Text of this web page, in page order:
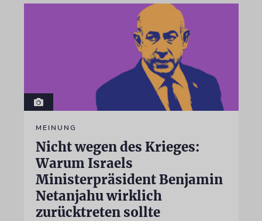
MEINUNG
Nicht wegen des Krieges:
Warum Israels
Ministerpräsident Benjamin
Netanjahu wirklich
zurücktreten sollte